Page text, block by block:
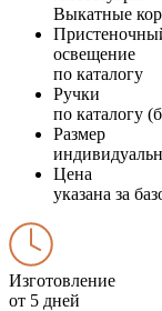
Выкатные
освещение
по каталогу
Ручки
по каталогу
Размер
Цена
указана за
Изготовление
от 5 дней